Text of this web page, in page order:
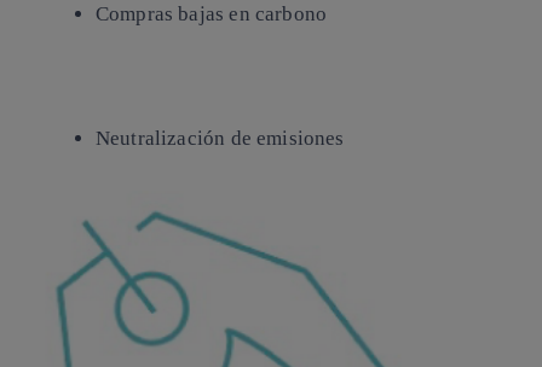
Comprasbajas en carbono
Neutralización de emisiones